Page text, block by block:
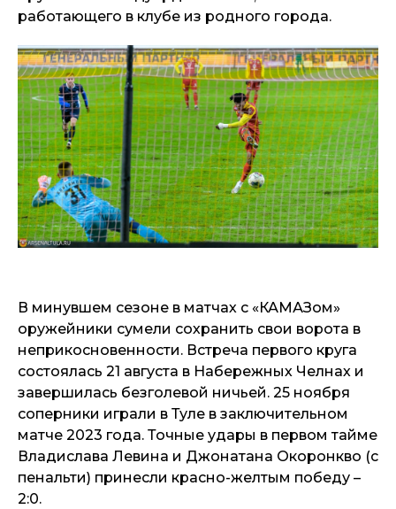
работающего в клубе из родного города.
В минувшем сезоне в матчах с «КАМАЗом»
оружейники сумели сохранить свои ворота в
неприкосновенности. Встреча первого круга
состоялась 21 августа в Набережных Челнах и
завершилась безголевой ничьей. 25 ноября
соперники играли в Туле в заключительном
матче 2023 года. Точные удары в первом тайме
Владислава Левина и Джонатана Окоронкво (с
пенальти) принесли красно-желтым победу –
2:0.